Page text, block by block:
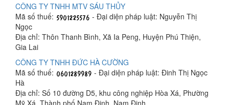
CÔNG TY TNHH MTV SÁU THỦY
Mã số thuế:
- Đại diện pháp luật: Nguyễn Thị
Ngọc
Địa chỉ: Thôn Thanh Bình, Xã Ia Peng, Huyện Phú Thiện,
Gia Lai
CÔNG TY TNHH ĐỨC HÀ CƯỜNG
Mã số thuế:
- Đại diện pháp luật: Đinh Thị Ngọc
Hà
Địa chỉ: Số 10 đường D5, khu công nghiệp Hòa Xá, Phường
Mỹ Xá, Thành phố Nam Định, Nam Định